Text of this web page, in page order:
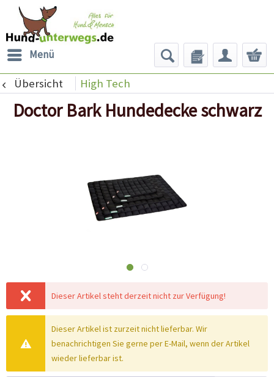
Menü
Übersicht High Tech
Doctor Bark Hundedecke schwarz
Dieser Artikel steht derzeit nicht zur Verfügung!
Dieser Artikel ist zurzeit nicht lieferbar. Wir
benachrichtigen Sie gerne per E-Mail, wenn der Artikel
wieder lieferbar ist.